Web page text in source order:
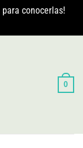
para conocerlas!
0